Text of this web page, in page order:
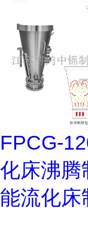
FPCG-
化床沸腾
能流化床